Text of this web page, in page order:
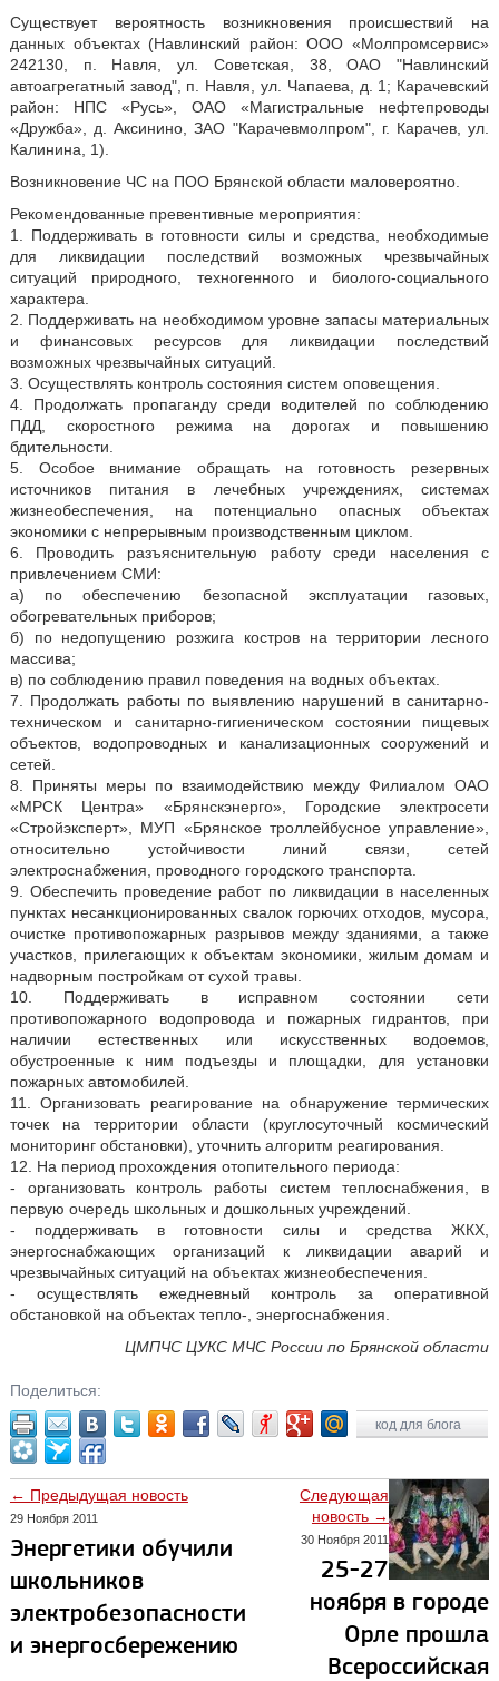
Существует вероятность возникновения происшествий на
данных объектах (Навлинский район: ООО «Молпромсервис»
242130, п. Навля, ул. Советская, 38, ОАО "Навлинский
автоагрегатный завод", п. Навля, ул. Чапаева, д. 1; Карачевский
район: НПС «Русь», ОАО «Магистральные нефтепроводы
«Дружба», д. Аксинино, ЗАО "Карачевмолпром", г. Карачев, ул.
Калинина, 1).
Возникновение ЧС на ПОО Брянской области маловероятно.
Рекомендованные превентивные мероприятия:
1. Поддерживать в готовности силы и средства, необходимые
для ликвидации последствий возможных чрезвычайных
ситуаций природного, техногенного и биолого-социального
характера.
2. Поддерживать на необходимом уровне запасы материальных
и финансовых ресурсов для ликвидации последствий
возможных чрезвычайных ситуаций.
3. Осуществлять контроль состояния систем оповещения.
4. Продолжать пропаганду среди водителей по соблюдению
ПДД, скоростного режима на дорогах и повышению
бдительности.
5. Особое внимание обращать на готовность резервных
источников питания в лечебных учреждениях, системах
жизнеобеспечения, на потенциально опасных объектах
экономики с непрерывным производственным циклом.
6. Проводить разъяснительную работу среди населения с
привлечением СМИ:
а) по обеспечению безопасной эксплуатации газовых,
обогревательных приборов;
б) по недопущению розжига костров на территории лесного
массива;
в) по соблюдению правил поведения на водных объектах.
7. Продолжать работы по выявлению нарушений в санитарно-
техническом и санитарно-гигиеническом состоянии пищевых
объектов, водопроводных и канализационных сооружений и
сетей.
8. Приняты меры по взаимодействию между Филиалом ОАО
«МРСК Центра» «Брянскэнерго», Городские электросети
«Стройэксперт», МУП «Брянское троллейбусное управление»,
относительно устойчивости линий связи, сетей
электроснабжения, проводного городского транспорта.
9. Обеспечить проведение работ по ликвидации в населенных
пунктах несанкционированных свалок горючих отходов, мусора,
очистке противопожарных разрывов между зданиями, а также
участков, прилегающих к объектам экономики, жилым домам и
надворным постройкам от сухой травы.
10. Поддерживать в исправном состоянии сети
противопожарного водопровода и пожарных гидрантов, при
наличии естественных или искусственных водоемов,
обустроенные к ним подъезды и площадки, для установки
пожарных автомобилей.
11. Организовать реагирование на обнаружение термических
точек на территории области (круглосуточный космический
мониторинг обстановки), уточнить алгоритм реагирования.
12. На период прохождения отопительного периода:
- организовать контроль работы систем теплоснабжения, в
первую очередь школьных и дошкольных учреждений.
- поддерживать в готовности силы и средства ЖКХ,
энергоснабжающих организаций к ликвидации аварий и
чрезвычайных ситуаций на объектах жизнеобеспечения.
- осуществлять ежедневный контроль за оперативной
обстановкой на объектах тепло-, энергоснабжения.
ЦМПЧС ЦУКС МЧС России по Брянской области
Поделиться:
код для блога
← Предыдущая новость
29 Ноября 2011
Энергетики обучили
школьников
электробезопасности
и энергосбережению
Следующая
новость →
30 Ноября 2011
25-27
ноября в городе
Орле прошла
Всероссийская